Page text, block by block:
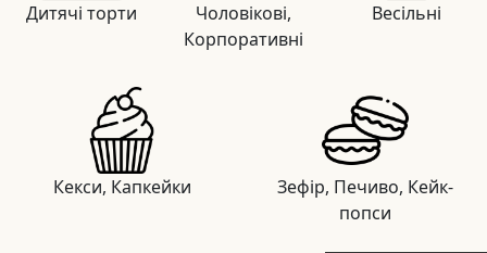
Дитячі торти
Чоловікові,
Корпоративні
Весільні
Кекси, Капкейки
Зефір, Печиво, Кейк-
попси